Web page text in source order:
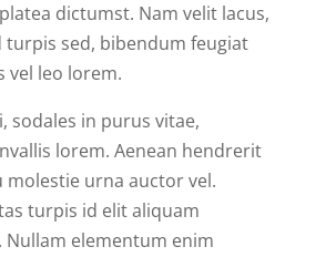
dictumst. Nam velit lacus,
sed, bibendum feugiat
vel leo lorem.
sodales in purus vitae,
lorem. Aenean hendrerit
molestie urna auctor vel.
turpis id elit aliquam
elementum enim